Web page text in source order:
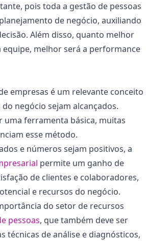
pois toda a gestão de pessoas
de negócio, auxiliando
Além disso, quanto melhor
melhor será a performance
empresas é um relevante conceito
negócio sejam alcançados.
uma ferramenta básica, muitas
esse método.
e números sejam positivos, a
permite um ganho de
de clientes e colaboradores,
e recursos do negócio.
do setor de recursos
pessoas, que também deve ser
técnicas de análise e diagnósticos,